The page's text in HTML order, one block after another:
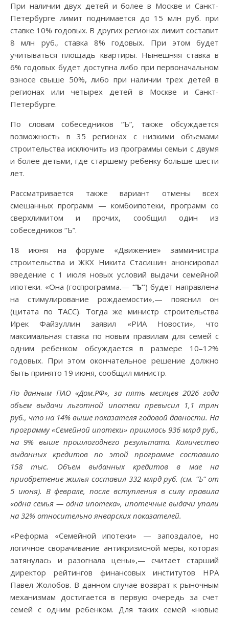
При наличии двух детей и более в Москве и Санкт-
Петербурге лимит поднимается до 15 млн руб. при
ставке 10% годовых. В других регионах лимит составит
8 млн руб., ставка 8% годовых. При этом будет
учитываться площадь квартиры. Нынешняя ставка в
6% годовых будет доступна либо при первоначальном
взносе свыше 50%, либо при наличии трех детей в
регионах или четырех детей в Москве и Санкт-
Петербурге.
По словам собеседников “Ъ”, также обсуждается
возможность в 35 регионах с низкими объемами
строительства исключить из программы семьи с двумя
и более детьми, где старшему ребенку больше шести
лет.
Рассматривается также вариант отмены всех
смешанных программ — комбоипотеки, программ со
сверхлимитом и прочих, сообщил один из
собеседников “Ъ”.
18 июня на форуме «Движение» замминистра
строительства и ЖКХ Никита Стасишин анонсировал
введение с 1 июля новых условий выдачи семейной
ипотеки. «Она (госпрограмма.— “Ъ”) будет направлена
на стимулирование рождаемости»,— пояснил он
(цитата по ТАСС). Тогда же министр строительства
Ирек Файзуллин заявил «РИА Новости», что
максимальная ставка по новым правилам для семей с
одним ребенком обсуждается в размере 10–12%
годовых. При этом окончательное решение должно
быть принято 19 июня, сообщил министр.
По данным ПАО «Дом.РФ», за пять месяцев 2026 года
объем выдачи льготной ипотеки превысил 1,1 трлн
руб., что на 14% выше показателя годовой давности. На
программу «Семейной ипотеки» пришлось 936 млрд руб.,
на 9% выше прошлогоднего результата. Количество
выданных кредитов по этой программе составило
158 тыс. Объем выданных кредитов в мае на
приобретение жилья составил 332 млрд руб. (см. “Ъ” от
5 июня). В феврале, после вступления в силу правила
«одна семья — одна ипотека», ипотечные выдачи упали
на 32% относительно январских показателей.
«Реформа «Семейной ипотеки» — запоздалое, но
логичное сворачивание антикризисной меры, которая
затянулась и разогнала цены»,— считает старший
директор рейтингов финансовых институтов НРА
Павел Жолобов. В данном случае возврат к рыночным
механизмам достигается в первую очередь за счет
семей с одним ребенком. Для таких семей «новые